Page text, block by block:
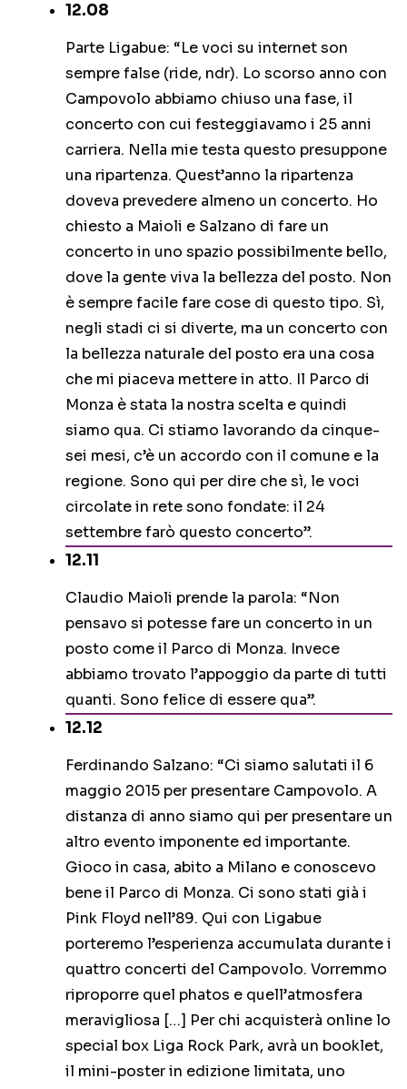
12.08
Parte Ligabue: “Le voci su internet son
sempre false (ride, ndr). Lo scorso anno con
Campovolo abbiamo chiuso una fase, il
concerto con cui festeggiavamo i 25 anni
carriera. Nella mie testa questo presuppone
una ripartenza. Quest’anno la ripartenza
doveva prevedere almeno un concerto. Ho
chiesto a Maioli e Salzano di fare un
concerto in uno spazio possibilmente bello,
dove la gente viva la bellezza del posto. Non
è sempre facile fare cose di questo tipo. Sì,
negli stadi ci si diverte, ma un concerto con
la bellezza naturale del posto era una cosa
che mi piaceva mettere in atto. Il Parco di
Monza è stata la nostra scelta e quindi
siamo qua. Ci stiamo lavorando da cinque-
sei mesi, c’è un accordo con il comune e la
regione. Sono qui per dire che sì, le voci
circolate in rete sono fondate: il 24
settembre farò questo concerto”.
12.11
Claudio Maioli prende la parola: “Non
pensavo si potesse fare un concerto in un
posto come il Parco di Monza. Invece
abbiamo trovato l’appoggio da parte di tutti
quanti. Sono felice di essere qua”.
12.12
Ferdinando Salzano: “Ci siamo salutati il 6
maggio 2015 per presentare Campovolo. A
distanza di anno siamo qui per presentare un
altro evento imponente ed importante.
Gioco in casa, abito a Milano e conoscevo
bene il Parco di Monza. Ci sono stati già i
Pink Floyd nell’89. Qui con Ligabue
porteremo l’esperienza accumulata durante i
quattro concerti del Campovolo. Vorremmo
riproporre quel phatos e quell’atmosfera
meravigliosa […] Per chi acquisterà online lo
special box Liga Rock Park, avrà un booklet,
il mini-poster in edizione limitata, uno